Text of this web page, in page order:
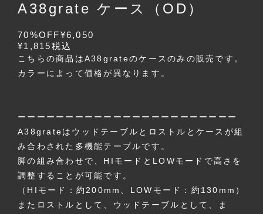
A38grate ケース（OD）
70%OFF¥6,050
¥1,815税込
こちらの商品はA38grateのケースのみの販売です。
カラーによって価格が異なります。
ーーーーーーーーーーーーーーーーーーーーーーー
A38grateはウッドテーブルとロストルとケースが組
み合わされた多機能テーブルです。
脚の組み合わせで、HIモードとLOWモードで高さを
調整することが可能です。
（HIモード：約200mm、LOWモード：約130mm）
またロストルとして、ウッドテーブルとして、ま